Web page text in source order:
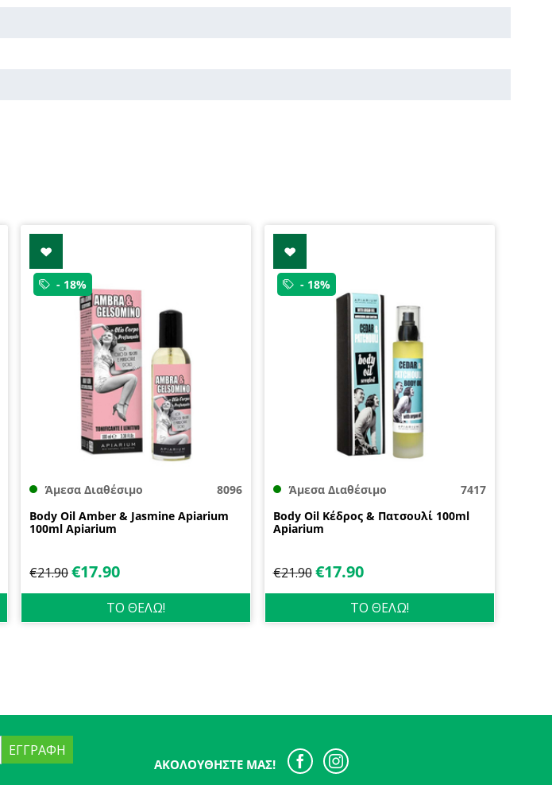
- 18%
Άμεσα Διαθέσιμο
8096
Body Oil Amber & Jasmine Apiarium
100ml Apiarium
€21.90€17.90
ΤΟ ΘΕΛΩ!
- 18%
Άμεσα Διαθέσιμο
7417
Body Oil Κέδρος & Πατσουλί 100ml
Apiarium
€21.90 €17.90
ΤΟ ΘΕΛΩ!
ΕΓΓΡΑΦΉ
ΑΚΟΛΟΥΘΉΣΤΕ ΜΑΣ!